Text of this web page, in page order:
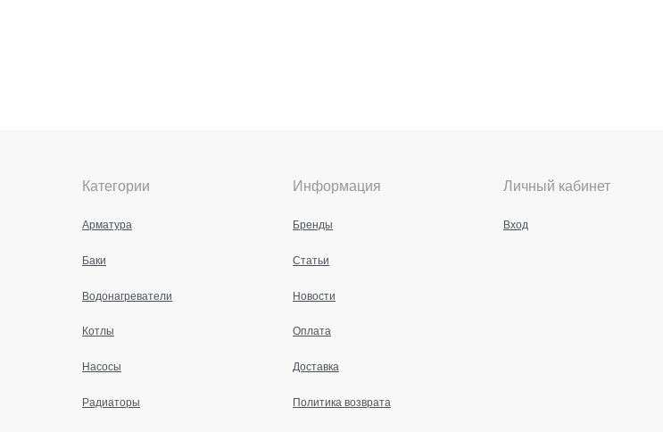
Категории
Арматура
Баки
Водонагреватели
Котлы
Насосы
Радиаторы
Информация
Бренды
Статьи
Новости
Оплата
Доставка
Политика возврата
Личный кабинет
Вход